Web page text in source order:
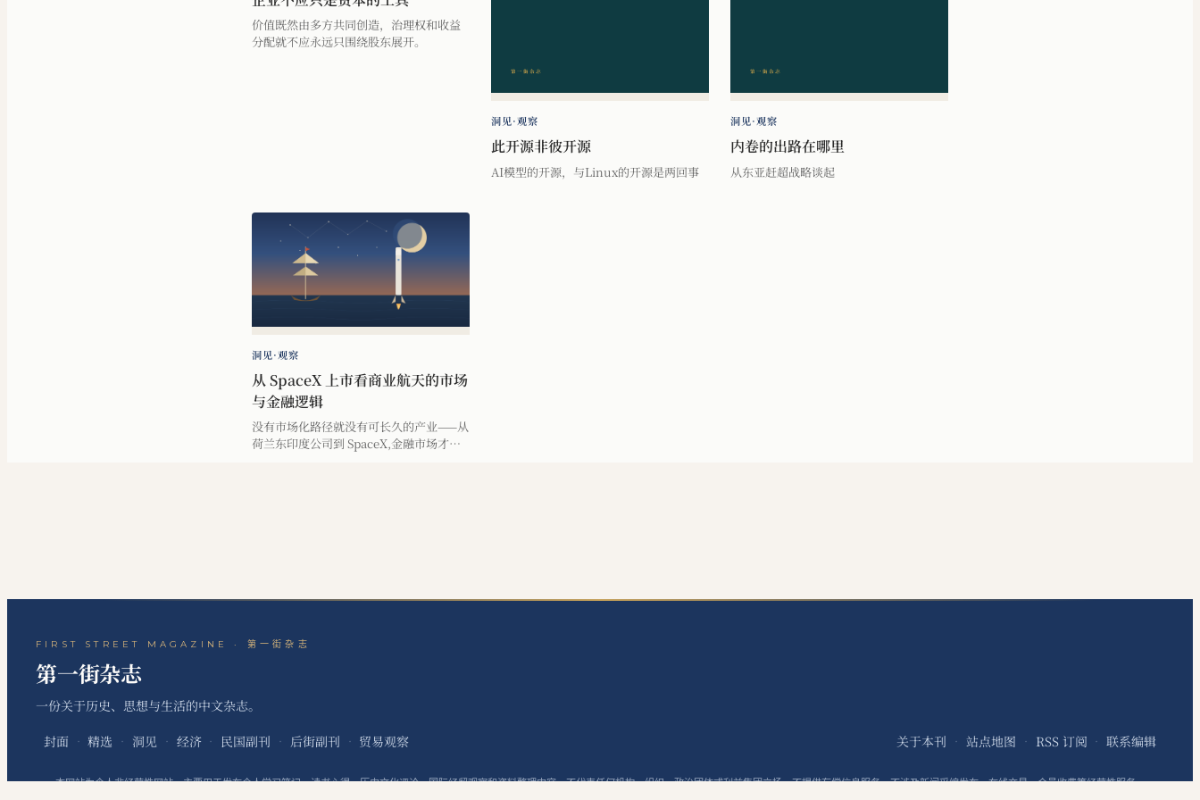
价值既然由多方共同创造，治理权和收益
分配就不应永远只围绕股东展开。
洞见·观察
此开源非彼开源
AI模型的开源，与Linux的开源是两回事
洞见·观察
内卷的出路在哪里
从东亚赶超战略谈起
洞见·观察
从 SpaceX 上市看商业航天的市场
与金融逻辑
没有市场化路径就没有可长久的产业——从
荷兰东印度公司到 SpaceX,金融市场才是
FIRST STREET MAGAZINE · 第一街杂志
第一街杂志
一份关于历史、思想与生活的中文杂志。
封面 · 精选 · 洞见 · 经济 · 民国副刊 · 后街副刊 · 贸易观察 关于本刊 · 站点地图 · RSS 订阅 · 联系编辑
本网站为个人非经营性网站，主要用于发布个人学习笔记、读书心得、历史文化评论、国际经贸观察和资料整理内容，不代表任何机构、组织、政治团体或利益集团立场，不提供有偿信息服务，不涉及新闻采编发布、在线交易、会员收费等经营性服务。